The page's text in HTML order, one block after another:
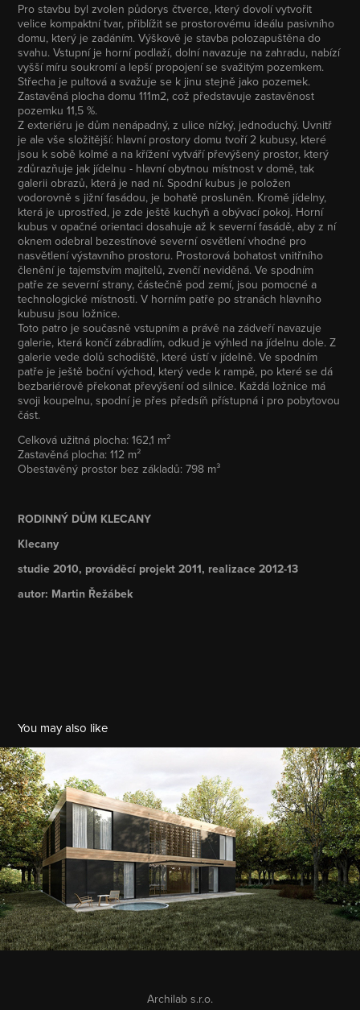
Pro stavbu byl zvolen půdorys čtverce, který dovolí vytvořit
velice kompaktní tvar, přiblížit se prostorovému ideálu pasivního
domu, který je zadáním. Výškově je stavba polozapuštěna do
svahu. Vstupní je horní podlaží, dolní navazuje na zahradu, nabízí
vyšší míru soukromí a lepší propojení se svažitým pozemkem.
Střecha je pultová a svažuje se k jinu stejně jako pozemek.
Zastavěná plocha domu 111m2, což představuje zastavěnost
pozemku 11,5 %.
Z exteriéru je dům nenápadný, z ulice nízký, jednoduchý. Uvnitř
je ale vše složitější: hlavní prostory domu tvoří 2 kubusy, které
jsou k sobě kolmé a na křížení vytváří převýšený prostor, který
zdůrazňuje jak jídelnu - hlavní obytnou místnost v domě, tak
galerii obrazů, která je nad ní. Spodní kubus je položen
vodorovně s jižní fasádou, je bohatě prosluněn. Kromě jídelny,
která je uprostřed, je zde ještě kuchyň a obývací pokoj. Horní
kubus v opačné orientaci dosahuje až k severní fasádě, aby z ní
oknem odebral bezestínové severní osvětlení vhodné pro
nasvětlení výstavního prostoru. Prostorová bohatost vnitřního
členění je tajemstvím majitelů, zvenčí neviděná. Ve spodním
patře ze severní strany, částečně pod zemí, jsou pomocné a
technologické místnosti. V horním patře po stranách hlavního
kubusu jsou ložnice.
Toto patro je současně vstupním a právě na zádveří navazuje
galerie, která končí zábradlím, odkud je výhled na jídelnu dole. Z
galerie vede dolů schodiště, které ústí v jídelně. Ve spodním
patře je ještě boční východ, který vede k rampě, po které se dá
bezbariérově překonat převýšení od silnice. Každá ložnice má
svoji koupelnu, spodní je přes předsíň přístupná i pro pobytovou
část.
Celková užitná plocha: 162,1 m²
Zastavěná plocha: 112 m²
Obestavěný prostor bez základů: 798 m³
RODINNÝ DŮM KLECANY
Klecany
studie 2010, prováděcí projekt 2011, realizace 2012-13
autor: Martin Řežábek
You may also like
Rodinný dům Blackbox
2009
Archilab s.r.o.